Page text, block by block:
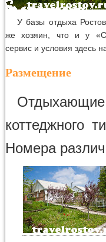
У базы отдыха
же хозяин, что и у
сервис и условия здесь
Размещение
коттеджного
Номера